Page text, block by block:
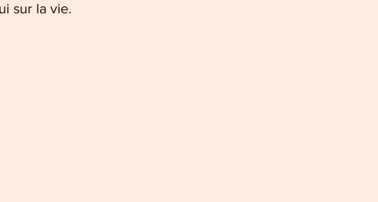
sur la vie.